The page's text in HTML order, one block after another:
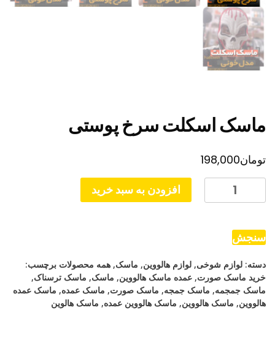
ماسک اسکلت سرخ پوستی
تومان198,000
اسکلت
پوستی
افزودن به سبد خرید
سنجش
دسته: لوازم شوخی, لوازم هالووین, ماسک, همه محصولات برچسب:
خرید ماسک صورت, عمده ماسک هالووین, ماسک, ماسک ترسناک,
ماسک جمجمه, ماسک جمجه, ماسک صورت, ماسک عمده, ماسک عمده
هالووین, ماسک هالووین, ماسک هالووین عمده, ماسک هالوین